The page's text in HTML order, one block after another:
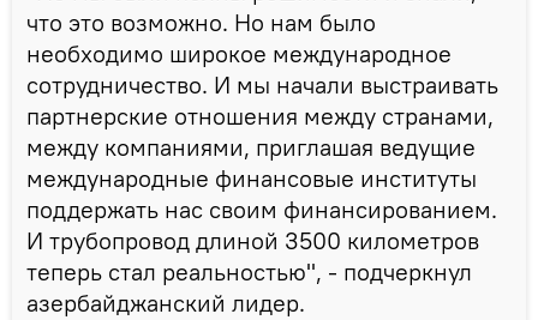
что это возможно. Но нам было
необходимо широкое международное
сотрудничество. И мы начали выстраивать
партнерские отношения между странами,
между компаниями, приглашая ведущие
международные финансовые институты
поддержать нас своим финансированием.
И трубопровод длиной 3500 километров
теперь стал реальностью", - подчеркнул
азербайджанский лидер.